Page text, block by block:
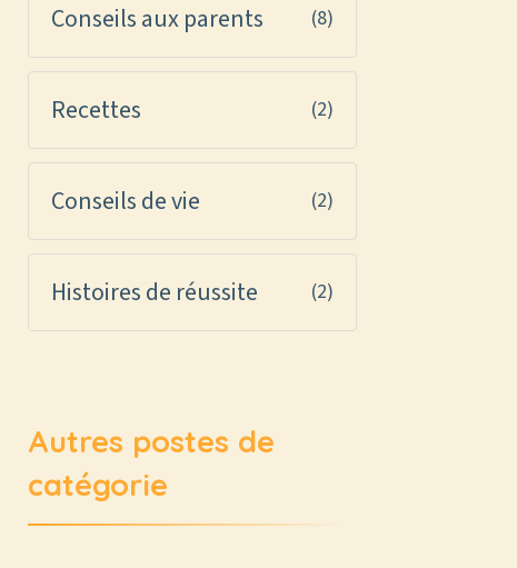
Conseils aux parents (8)
Recettes (2)
Conseils de vie (2)
Histoires de réussite (2)
Autres postes de
catégorie